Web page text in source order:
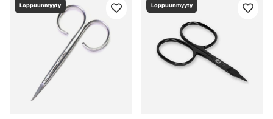
Loppuunmyyty Loppuunmyyty